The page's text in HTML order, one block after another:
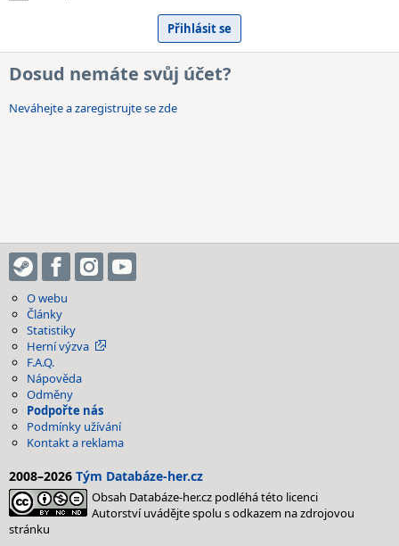
Dosud nemáte svůj účet?
Neváhejte a zaregistrujte se zde
O webu
Články
Statistiky
Herní výzva
F.A.Q.
Nápověda
Odměny
Podpořte nás
Podmínky užívání
Kontakt a reklama
2008–2026 Tým Databáze-her.cz
Obsah Databáze-her.cz podléhá této licenci
Autorství uvádějte spolu s odkazem na zdrojovou
stránku